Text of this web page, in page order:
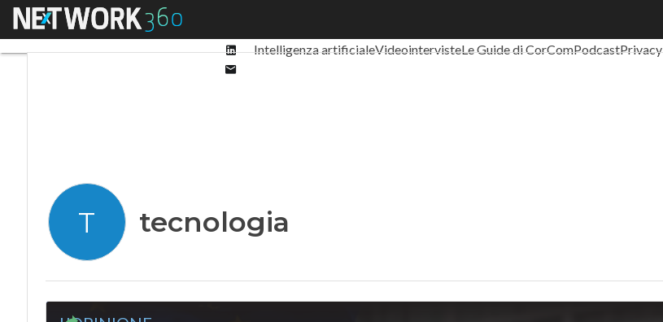
Menu
Linkedin
Intelligenza artificialeVideointervisteLe Guide di CorComPodcastPrivacy
T tecnologia